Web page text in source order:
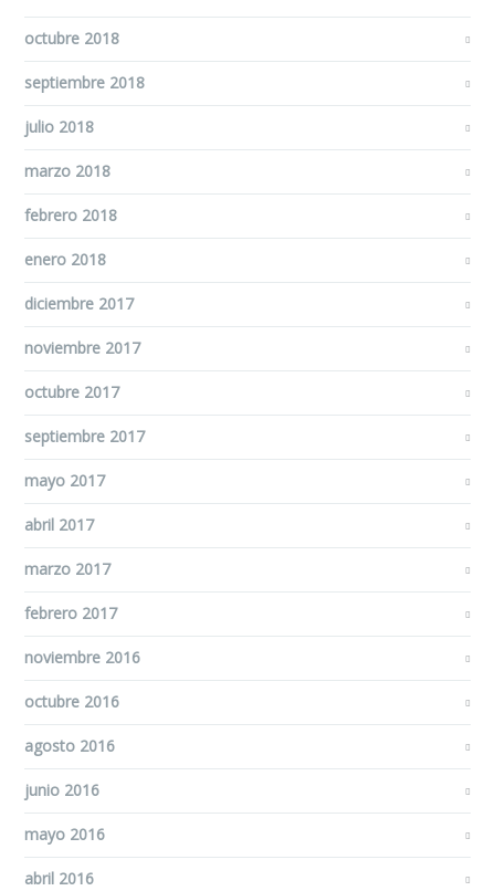
octubre 2018
septiembre 2018
julio 2018
marzo 2018
febrero 2018
enero 2018
diciembre 2017
noviembre 2017
octubre 2017
septiembre 2017
mayo 2017
abril 2017
marzo 2017
febrero 2017
noviembre 2016
octubre 2016
agosto 2016
junio 2016
mayo 2016
abril 2016